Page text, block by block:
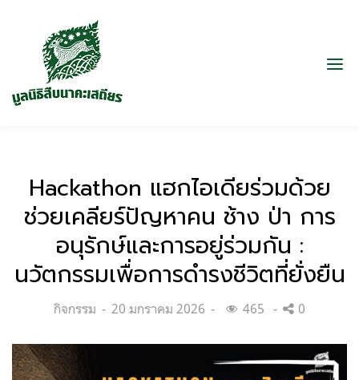
Hackathon แฮกไอเดียร่วมด้วย
ช่วยเคลียร์ปัญหาคน ช้าง ป่า การ
อนุรักษ์และการอยู่ร่วมกัน :
นวัตกรรมเพื่อการดำรงชีวิตที่ยั่งยืน
Categories:
กิจกรรม
Posted
20 มกราคม 2026 465 0